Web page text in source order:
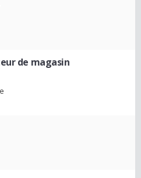
de magasin